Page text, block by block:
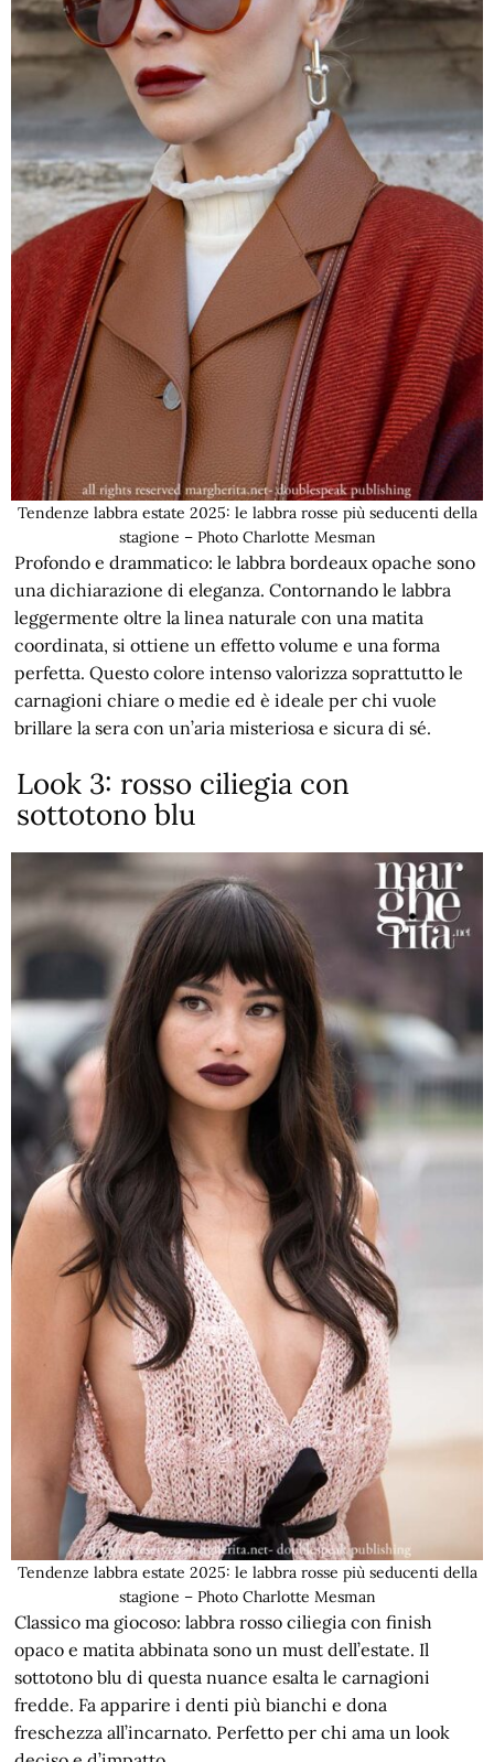
Tendenze labbra estate 2025: le labbra rosse più seducenti della
stagione – Photo Charlotte Mesman
Profondo e drammatico: le labbra bordeaux opache sono
una dichiarazione di eleganza. Contornando le labbra
leggermente oltre la linea naturale con una matita
coordinata, si ottiene un effetto volume e una forma
perfetta. Questo colore intenso valorizza soprattutto le
carnagioni chiare o medie ed è ideale per chi vuole
brillare la sera con un’aria misteriosa e sicura di sé.
Look 3: rosso ciliegia con
sottotono blu
Tendenze labbra estate 2025: le labbra rosse più seducenti della
stagione – Photo Charlotte Mesman
Classico ma giocoso: labbra rosso ciliegia con finish
opaco e matita abbinata sono un must dell’estate. Il
sottotono blu di questa nuance esalta le carnagioni
fredde. Fa apparire i denti più bianchi e dona
freschezza all’incarnato. Perfetto per chi ama un look